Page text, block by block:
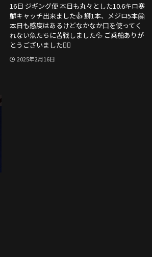
16日 ジギング便 本日も丸々とした10.6キロ寒
鰤キャッチ出来ました👍 鰤1本、メジロ5本🤗
本日も感度はあるけどなかなか口を使ってく
れない魚たちに苦戦しました💦 ご乗船ありが
とうございました🙇‍♂️
2025年2月16日